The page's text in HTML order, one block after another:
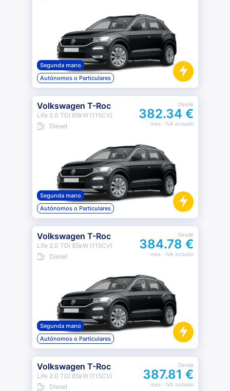
Segunda mano
Autónomos o Particulares
Volkswagen T-Roc
Life 2.0 TDI 85kW (115CV)
Diesel
Desde
382.34 €
mes· IVA incluido
Segunda mano
Autónomos o Particulares
Volkswagen T-Roc
Life 2.0 TDI 85kW (115CV)
Diesel
Desde
384.78 €
mes· IVA incluido
Segunda mano
Autónomos o Particulares
Volkswagen T-Roc
Life 2.0 TDI 85kW (115CV)
Diesel
Desde
387.81 €
mes· IVA incluido